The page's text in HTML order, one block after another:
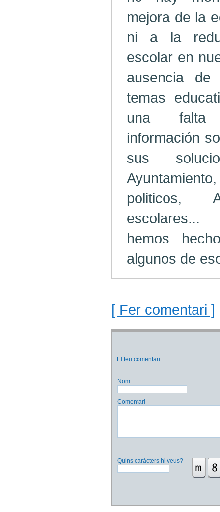
mejora de la
ni a la
escolar en
ausencia de
temas
una falta
información
sus
politicos,
hemos
algunos de
[ Fer comentari ]
El teu comentari ...
Nom
Comentari
Quins caràcters hi veus?